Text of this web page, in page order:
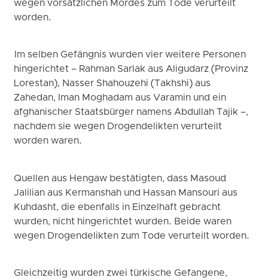
wegen vorsätzlichen Mordes zum Tode verurteilt
worden.
Im selben Gefängnis wurden vier weitere Personen
hingerichtet – Rahman Sarlak aus Aligudarz (Provinz
Lorestan), Nasser Shahouzehi (Takhshi) aus
Zahedan, Iman Moghadam aus Varamin und ein
afghanischer Staatsbürger namens Abdullah Tajik –,
nachdem sie wegen Drogendelikten verurteilt
worden waren.
Quellen aus Hengaw bestätigten, dass Masoud
Jalilian aus Kermanshah und Hassan Mansouri aus
Kuhdasht, die ebenfalls in Einzelhaft gebracht
wurden, nicht hingerichtet wurden. Beide waren
wegen Drogendelikten zum Tode verurteilt worden.
Gleichzeitig wurden zwei türkische Gefangene,